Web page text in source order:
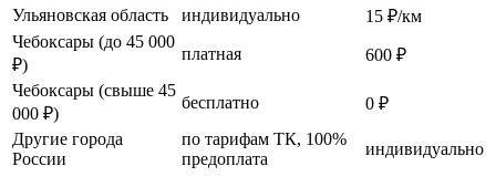
Ульяновская область
индивидуально
15 ₽/км
Чебоксары (до 45 000
₽)
платная
600 ₽
Чебоксары (свыше 45
000 ₽)
бесплатно
0 ₽
Другие города
России
по тарифам ТК, 100%
предоплата
индивидуально